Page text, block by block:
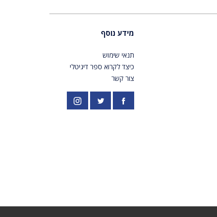
מידע נוסף
תנאי שימוש
כיצד לקרוא ספר דיגיטלי
צור קשר
פייסבוק PardesPublish
אינסטגרם